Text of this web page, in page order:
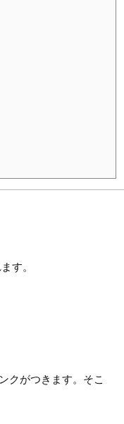
す。
クがつきます。そこ